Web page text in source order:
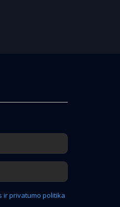
ir privatumo politika